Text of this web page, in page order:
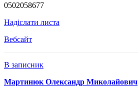
0502058677
Надіслати листа
Вебсайт
В записник
Мартинюк Олександр Миколайович